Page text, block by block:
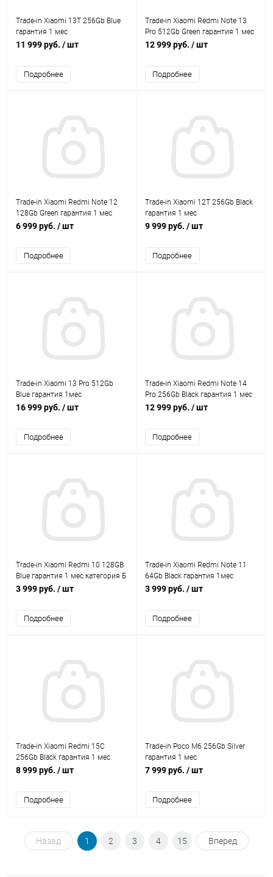
Trade-in Xiaomi 13T 256Gb Blue
гарантия 1 мес
11 999 руб. / шт
Подробнее
Trade-in Xiaomi Redmi Note 13
Pro 512Gb Green гарантия 1 мес
12 999 руб. / шт
Подробнее
Trade-in Xiaomi Redmi Note 12
128Gb Green гарантия 1 мес
6 999 руб. / шт
Подробнее
Trade-in Xiaomi 12T 256Gb Black
гарантия 1 мес
9 999 руб. / шт
Подробнее
Trade-in Xiaomi 13 Pro 512Gb
Blue гарантия 1мес
16 999 руб. / шт
Подробнее
Trade-in Xiaomi Redmi Note 14
Pro 256Gb Black гарантия 1 мес
12 999 руб. / шт
Подробнее
Trade-in Xiaomi Redmi 10 128GB
Blue гарантия 1 мес категория Б
3 999 руб. / шт
Подробнее
Trade-in Xiaomi Redmi Note 11
64Gb Black гарантия 1мес
категория Б
3 999 руб. / шт
Подробнее
Trade-in Xiaomi Redmi 15С
256Gb Black гарантия 1 мес
8 999 руб. / шт
Подробнее
Trade-in Poco M6 256Gb Silver
гарантия 1 мес
7 999 руб. / шт
Подробнее
Назад 1 2 3 4 15 Вперед